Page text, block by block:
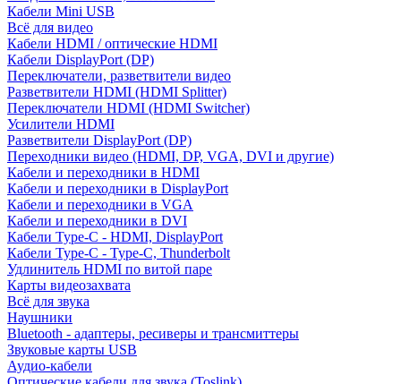
Кабели Mini USB
Всё для видео
Кабели HDMI / оптические HDMI
Кабели DisplayPort (DP)
Переключатели, разветвители видео
Разветвители HDMI (HDMI Splitter)
Переключатели HDMI (HDMI Switcher)
Усилители HDMI
Разветвители DisplayPort (DP)
Переходники видео (HDMI, DP, VGA, DVI и другие)
Кабели и переходники в HDMI
Кабели и переходники в DisplayPort
Кабели и переходники в VGA
Кабели и переходники в DVI
Кабели Type-C - HDMI, DisplayPort
Кабели Type-C - Type-C, Thunderbolt
Удлинитель HDMI по витой паре
Карты видеозахвата
Всё для звука
Наушники
Bluetooth - адаптеры, ресиверы и трансмиттеры
Звуковые карты USB
Аудио-кабели